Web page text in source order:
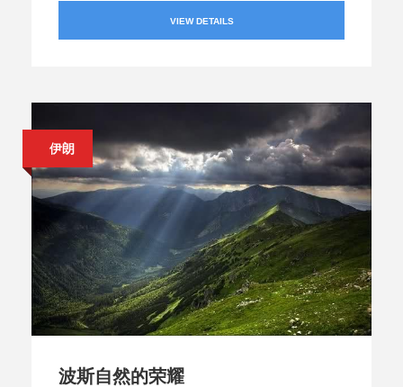
VIEW DETAILS
伊朗
波斯自然的荣耀